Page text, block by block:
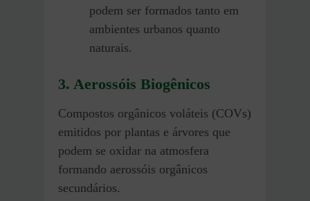
podem ser formados tanto em
ambientes urbanos quanto
naturais.
3. Aerossóis Biogênicos
Compostos orgânicos voláteis (COVs)
emitidos por plantas e árvores que
podem se oxidar na atmosfera
formando aerossóis orgânicos
secundários.